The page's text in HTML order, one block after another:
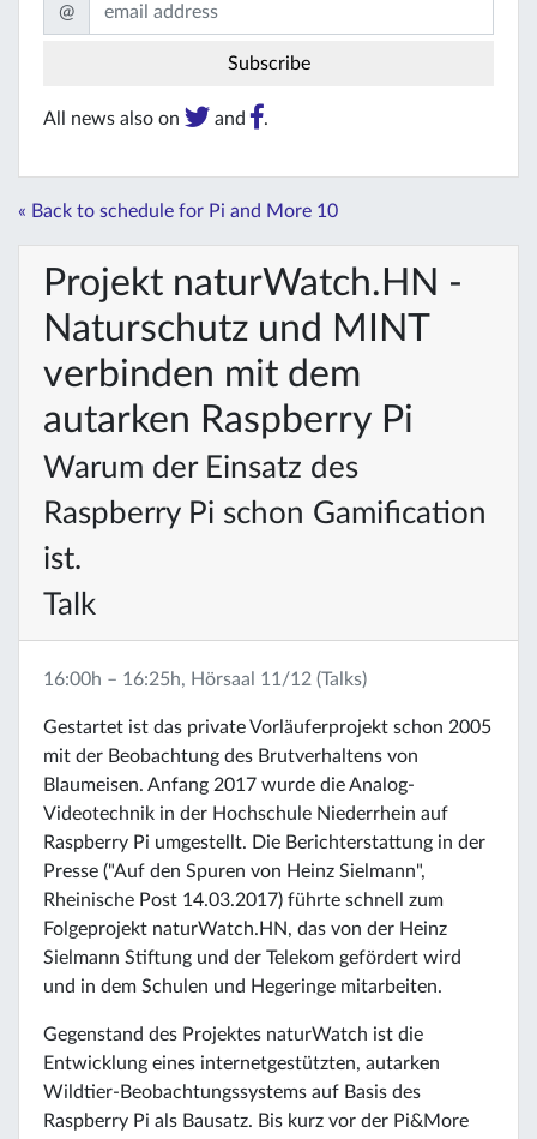
@
All news also on and .
« Back to schedule for Pi and More 10
Projekt naturWatch.HN -
Naturschutz und MINT
verbinden mit dem
autarken Raspberry Pi
Warum der Einsatz des
Raspberry Pi schon Gamification
ist.
Talk
16:00h – 16:25h, Hörsaal 11/12 (Talks)
Gestartet ist das private Vorläuferprojekt schon 2005
mit der Beobachtung des Brutverhaltens von
Blaumeisen. Anfang 2017 wurde die Analog-
Videotechnik in der Hochschule Niederrhein auf
Raspberry Pi umgestellt. Die Berichterstattung in der
Presse ("Auf den Spuren von Heinz Sielmann",
Rheinische Post 14.03.2017) führte schnell zum
Folgeprojekt naturWatch.HN, das von der Heinz
Sielmann Stiftung und der Telekom gefördert wird
und in dem Schulen und Hegeringe mitarbeiten.
Gegenstand des Projektes naturWatch ist die
Entwicklung eines internetgestützten, autarken
Wildtier-Beobachtungssystems auf Basis des
Raspberry Pi als Bausatz. Bis kurz vor der Pi&More